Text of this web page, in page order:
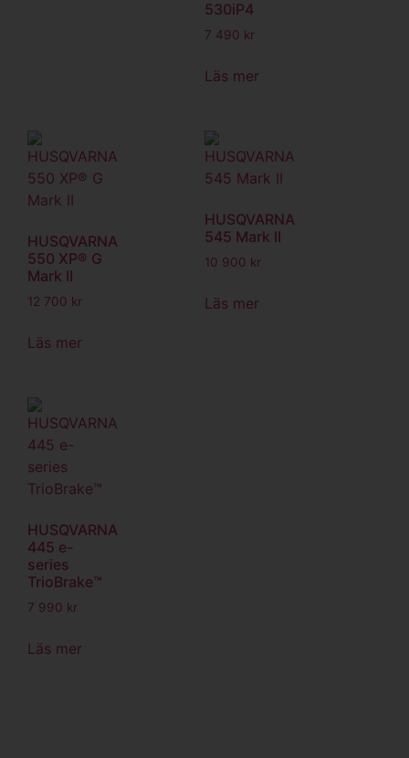
530iP4
7 490 kr
Läs mer
HUSQVARNA
550 XP® G
Mark II
12 700 kr
Läs mer
HUSQVARNA
545 Mark II
10 900 kr
Läs mer
HUSQVARNA
445 e-
series
TrioBrake™
7 990 kr
Läs mer